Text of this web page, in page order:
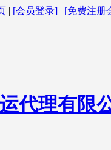
| [会员登录] | [免费注册
代理有限